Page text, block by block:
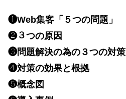
❶Web集客「５つの問題」
❷３つの原因
❸問題解決の為の３つの対策
❹対策の効果と根拠
❺概念図